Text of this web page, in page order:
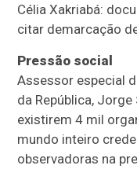
Célia Xakriabá:
citar demarcação
Pressão social
Assessor especial
da República,
existirem 4 mil
mundo inteiro
observadoras na